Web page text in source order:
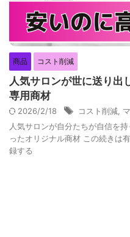
商品 コスト削減
人気サロンが世に送り出
専用商材
2026/2/18 コスト削減
人気サロンが自分たちが自信を
ったオリジナル商材 この続きは
録する